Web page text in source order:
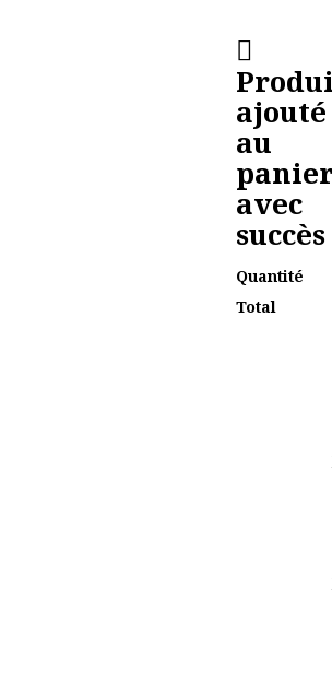
ajouté
au
avec
succès
Quantité
Total